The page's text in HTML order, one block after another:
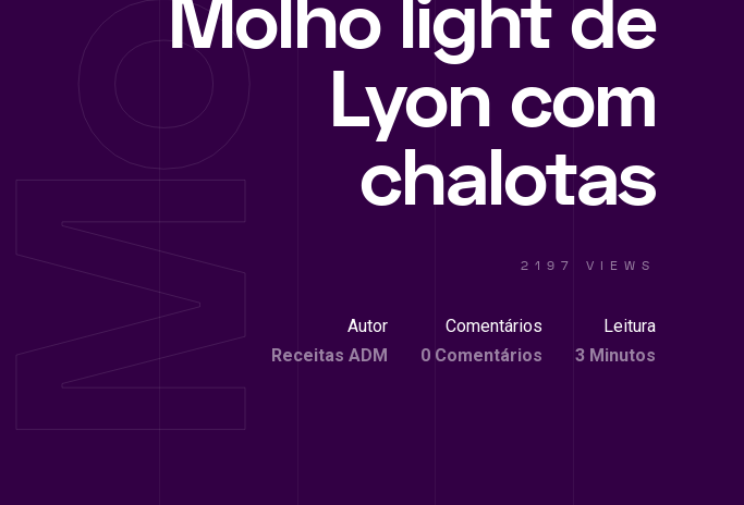
Molho light de
Lyon com
chalotas
2197 VIEWS
Autor
Receitas ADM
Comentários
0 Comentários
Leitura
3 Minutos